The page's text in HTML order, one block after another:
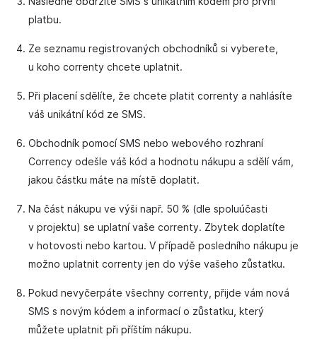
platbu.
Ze seznamu registrovaných obchodníků si vyberete,
u koho correnty chcete uplatnit.
Při placení sdělíte, že chcete platit correnty a nahlásíte
váš unikátní kód ze SMS.
Obchodník pomocí SMS nebo webového rozhraní
Corrency odešle váš kód a hodnotu nákupu a sdělí vám,
jakou částku máte na místě doplatit.
Na část nákupu ve výši např. 50 % (dle spoluúčasti
v projektu) se uplatní vaše correnty. Zbytek doplatíte
v hotovosti nebo kartou. V případě posledního nákupu je
možno uplatnit correnty jen do výše vašeho zůstatku.
Pokud nevyčerpáte všechny correnty, přijde vám nová
SMS s novým kódem a informací o zůstatku, který
můžete uplatnit při příštím nákupu.